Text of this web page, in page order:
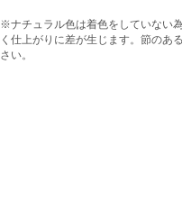
※ナチュラル色は着色をしていない
く仕上がりに差が生じます。節のあ
さい。